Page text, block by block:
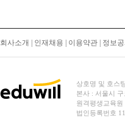
회사소개 인재채용 이용약관 정보공
상호명 및 호스
본사 : 서울시
원격평생교육
법인등록번호